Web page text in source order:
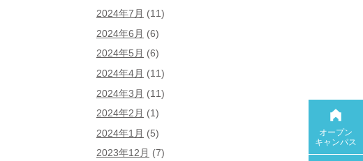
2024年7月 (11)
2024年6月 (6)
2024年5月 (6)
2024年4月 (11)
2024年3月 (11)
2024年2月 (1)
2024年1月 (5)
2023年12月 (7)
オープン
キャンパス